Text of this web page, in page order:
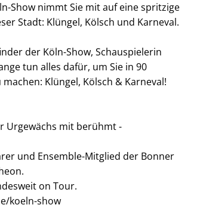
Show nimmt Sie mit auf eine spritzige
Stadt: Klüngel, Kölsch und Karneval.
der Köln-Show, Schauspielerin
tun alles dafür, um Sie in 90
Klüngel, Kölsch & Karneval!
Urgewächs mit berühmt -
und Ensemble-Mitglied der Bonner
on Tour.
koeln-show